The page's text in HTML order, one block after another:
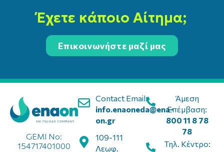
Έχετε κάποιο Αίτημα;
Επικοινωνήστε μαζί μας
Contact Email:
info.enaoneda@ena-
on.gr
109-111
Λεωφ.
GEMI No:
154717401000
Άμεση
Επέμβαση:
800 11 8 78
78
Τηλ. Κέντρο: